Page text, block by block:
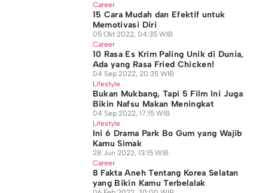
Career
15 Cara Mudah dan Efektif untuk
Memotivasi Diri
05 Okt 2022, 04:35 WIB
Career
10 Rasa Es Krim Paling Unik di Dunia,
Ada yang Rasa Fried Chicken!
04 Sep 2022, 20:35 WIB
Lifestyle
Bukan Mukbang, Tapi 5 Film Ini Juga
Bikin Nafsu Makan Meningkat
04 Sep 2022, 17:15 WIB
Lifestyle
Ini 6 Drama Park Bo Gum yang Wajib
Kamu Simak
28 Jun 2022, 13:15 WIB
Career
8 Fakta Aneh Tentang Korea Selatan
yang Bikin Kamu Terbelalak